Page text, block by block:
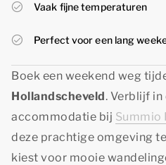
Vaak fijne temperaturen
Perfect voor een lang
Boek een weekend weg
Hollandscheveld. Verblijf
accommodatie bij Summio
deze prachtige omgeving
kiest voor mooie